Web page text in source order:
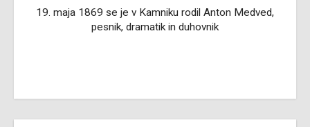
19. maja 1869 se je v Kamniku rodil Anton Medved,
pesnik, dramatik in duhovnik